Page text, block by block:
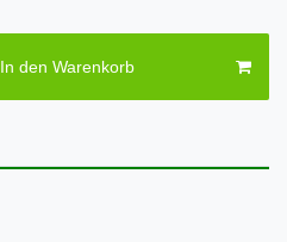
In den Warenkorb